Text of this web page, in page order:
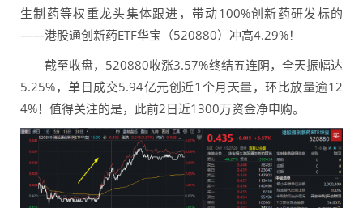
生制药等权重龙头集体跟进，带动100%创新药研发标的
——港股通创新药ETF华宝（520880）冲高4.29%！
截至收盘，520880收涨3.57%终结五连阴，全天振幅达
5.25%，单日成交5.94亿元创近1个月天量，环比放量逾12
4%！值得关注的是，此前2日近1300万资金净申购。